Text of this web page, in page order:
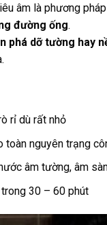
âm là phương
đường ống.
phá dỡ tường hay
rỉ dù rất nhỏ
toàn nguyên trạng
âm tường, âm
30 – 60 phút